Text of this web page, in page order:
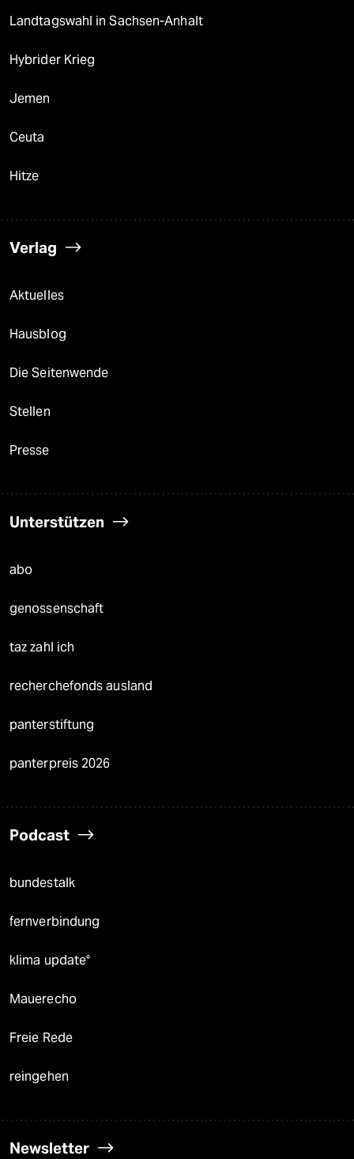
Landtagswahl in Sachsen-Anhalt
Hybrider Krieg
Jemen
Ceuta
Hitze
Verlag
Aktuelles
Hausblog
Die Seitenwende
Stellen
Presse
Unterstützen
abo
genossenschaft
taz zahl ich
recherchefonds ausland
panterstiftung
panterpreis 2026
Podcast
bundestalk
fernverbindung
klima update°
Mauerecho
Freie Rede
reingehen
Newsletter